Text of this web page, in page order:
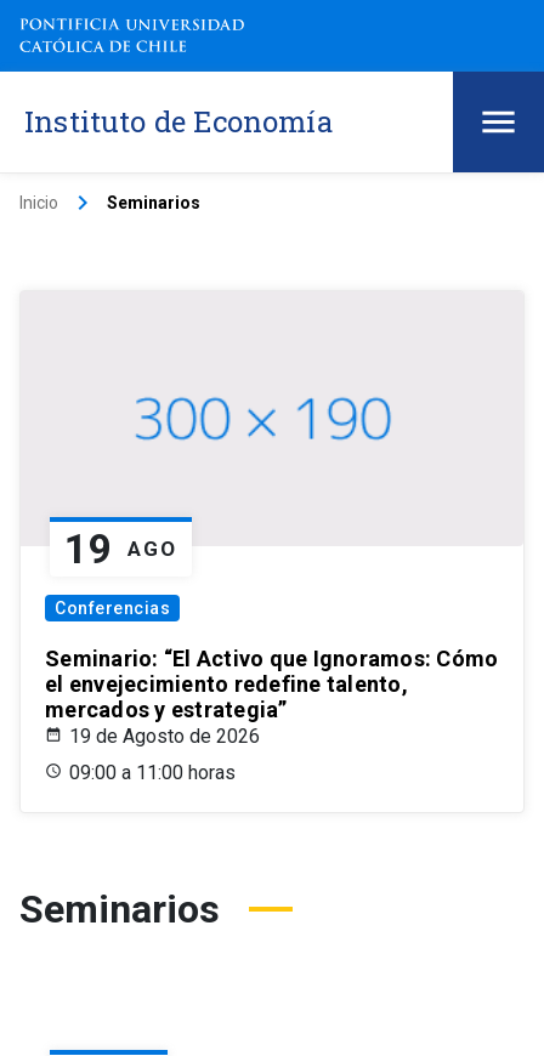
Instituto de Economía
Inicio keyboard_arrow_right Seminarios
19 AGO
Conferencias
Seminario: “El Activo que Ignoramos: Cómo
el envejecimiento redefine talento,
mercados y estrategia”
19 de Agosto de 2026
09:00 a 11:00 horas
Seminarios